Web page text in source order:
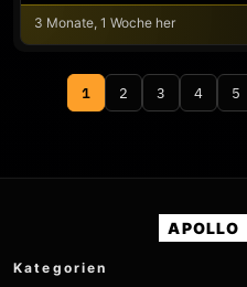
3 Monate, 1 Woche her
1 2 3 4 5
APOLLO
Kategorien